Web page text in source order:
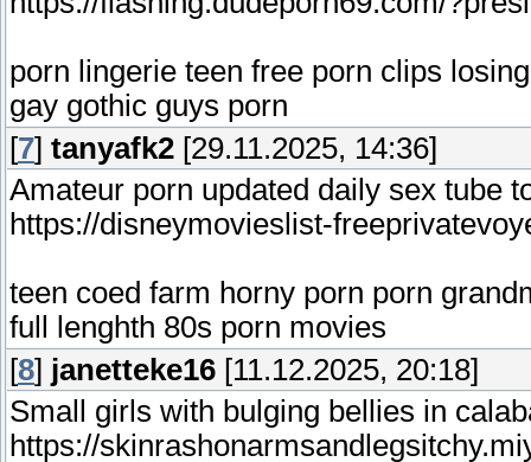
porn lingerie teen free porn clips
gay gothic guys porn
[7] tanyafk2 [29.11.2025, 14:36]
Amateur porn updated daily sex tube
https://disneymovieslist-
teen coed farm horny porn porn
full lenghth 80s porn movies
[8] janetteke16 [11.12.2025, 20:18]
Small girls with bulging bellies in
https://